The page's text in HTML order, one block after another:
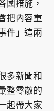
國措施，
把內容重
件」這兩
多新聞和
整零散的
起帶大家